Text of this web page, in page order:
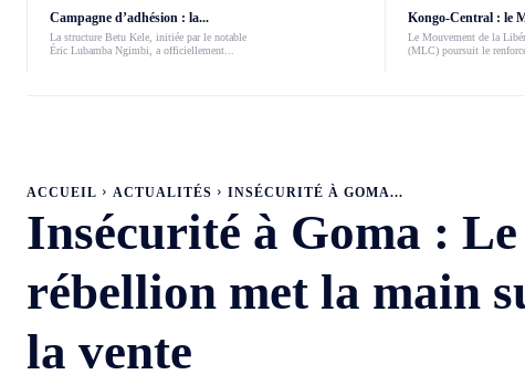
Campagne d’adhésion : la...
La structure Betu Kele, initiée par le notable
Éric Lubamba Ngimbi, a officiellement...
Kongo-Central : le
Le Mouvement de la
(MLC) poursuit le
ACCUEIL ACTUALITÉS INSÉCURITÉ À GOMA...
Insécurité à Goma : Le
rébellion met la main
la vente